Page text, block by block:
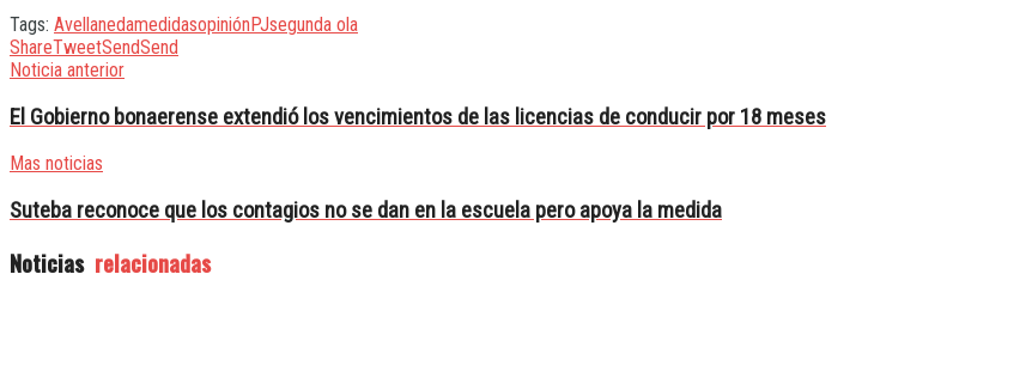
Tags: AvellanedamedidasopiniónPJsegunda ola
ShareTweetSendSend
Noticia anterior
El Gobierno bonaerense extendió los vencimientos de las licencias de conducir por 18 meses
Mas noticias
Suteba reconoce que los contagios no se dan en la escuela pero apoya la medida
Noticias relacionadas